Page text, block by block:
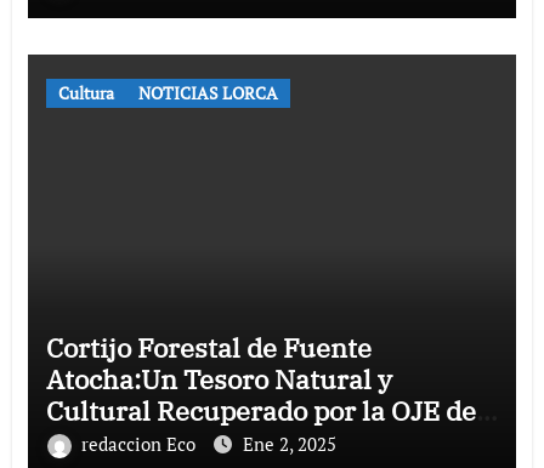
Cultura NOTICIAS LORCA
Cortijo Forestal de Fuente
Atocha:Un Tesoro Natural y
Cultural Recuperado por la OJE de
Lorcaredaccion Eco Ene 2, 2025